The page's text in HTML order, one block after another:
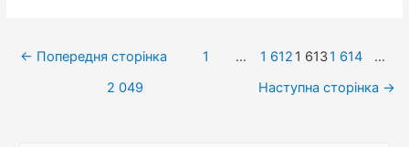
прямому
Навігація
← Попередня сторінка 1 … 1 612 1 6131 614
…
2 049
Наступна сторінка →